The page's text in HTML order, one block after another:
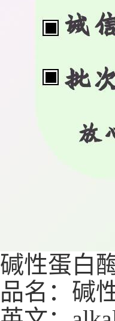
碱性蛋白
品名：碱